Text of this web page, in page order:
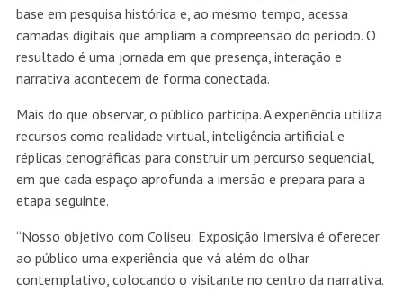
base em pesquisa histórica e, ao mesmo tempo, acessa
camadas digitais que ampliam a compreensão do período. O
resultado é uma jornada em que presença, interação e
narrativa acontecem de forma conectada.
Mais do que observar, o público participa. A experiência utiliza
recursos como realidade virtual, inteligência artificial e
réplicas cenográficas para construir um percurso sequencial,
em que cada espaço aprofunda a imersão e prepara para a
etapa seguinte.
“Nosso objetivo com Coliseu: Exposição Imersiva é oferecer
ao público uma experiência que vá além do olhar
contemplativo, colocando o visitante no centro da narrativa.